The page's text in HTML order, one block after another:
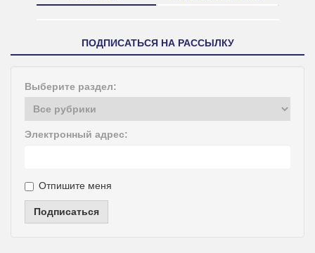
ПОДПИСАТЬСЯ НА РАССЫЛКУ
Выберите раздел:
Электронный адрес:
Отпишите меня
Подписаться